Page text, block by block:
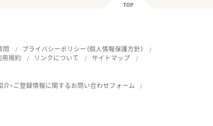
TOP
問
プライバシーポリシー（個人情報保護方針）
用規約 リンクについて
サイトマップ
介・ご登録情報に関するお問い合わせフォーム